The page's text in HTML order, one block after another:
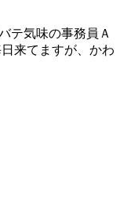
テ気味の事務員Ａ
来てますが、かわ